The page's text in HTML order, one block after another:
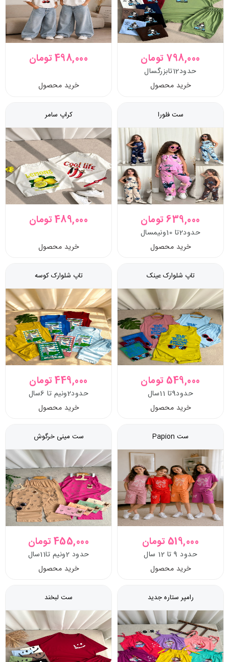
798,000 تومان
حدود12تابزرگسال
خرید محصول
498,000 تومان
خرید محصول
ست فلورا
639,000 تومان
حدود2تا 10ونیمسال
خرید محصول
کراپ سامر
489,000 تومان
خرید محصول
تاپ شلوارک عینک
549,000 تومان
حدود9تا 11سال
خرید محصول
تاپ شلوارک کوسه
449,000 تومان
حدود2ونیم تا 6سال
خرید محصول
ست Papion
519,000 تومان
حدود 9 تا 12 سال
خرید محصول
ست مینی خرگوش
455,000 تومان
حدود 2ونیم تا11سال
خرید محصول
رامپر ستاره جدید ست لبخند